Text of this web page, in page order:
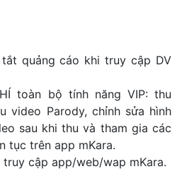
quảng cáo khi truy cập DV
toàn bộ tính năng VIP: thu
video Parody, chỉnh sửa hình
sau khi thu và tham gia các
tục trên app mKara.
cập app/web/wap mKara.